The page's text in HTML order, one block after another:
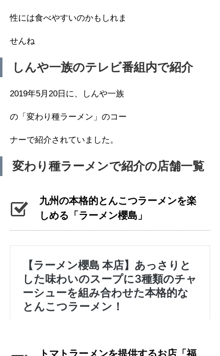
性には食べやすいのかもしれま
せんね
しんや一族のテレビ番組内で紹介
2019年5月20日に、しんや一族
の「変わり種ラーメン」のコー
ナーで紹介されていました。
変わり種ラーメンで紹介の店舗一覧
九州の本格的とんこつラーメンを楽
しめる「ラーメン櫻島」
トマトラーメンを提供するお店「福